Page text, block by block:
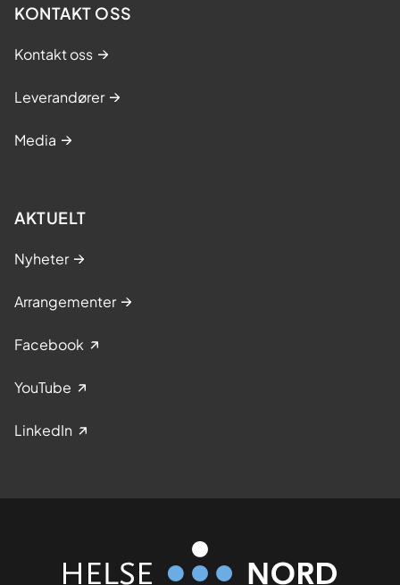
KONTAKT OSS
Kontakt oss
Leverandører
Media
AKTUELT
Nyheter
Arrangementer
Facebook
YouTube
LinkedIn